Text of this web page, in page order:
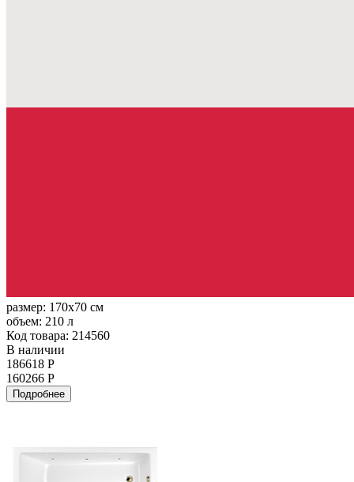
размер: 170x70 см
объем: 210 л
Код товара: 214560
В наличии
186618 Р
160266 Р
Подробнее